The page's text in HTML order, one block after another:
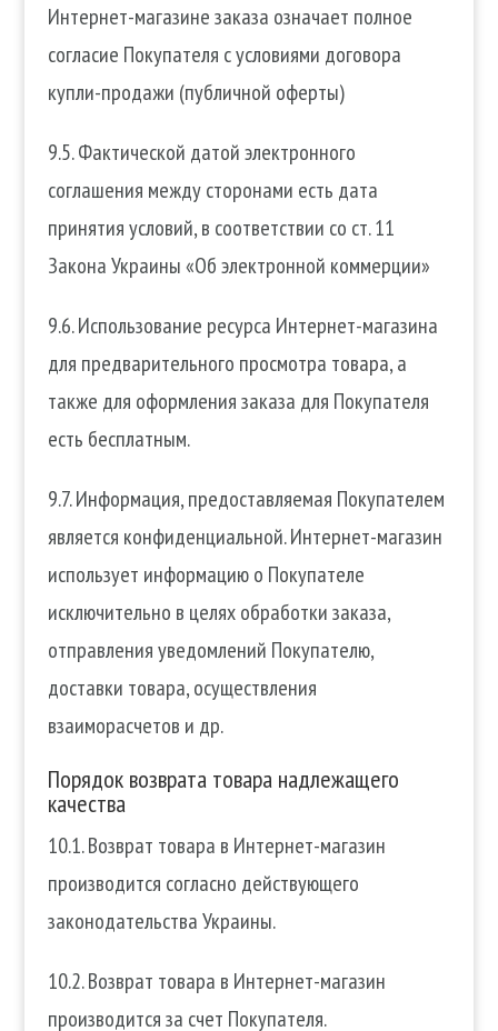
Интернет-магазине заказа означает полное
согласие Покупателя с условиями договора
купли-продажи (публичной оферты)
9.5. Фактической датой электронного
соглашения между сторонами есть дата
принятия условий, в соответствии со ст. 11
Закона Украины «Об электронной коммерции»
9.6. Использование ресурса Интернет-магазина
для предварительного просмотра товара, а
также для оформления заказа для Покупателя
есть бесплатным.
9.7. Информация, предоставляемая Покупателем
является конфиденциальной. Интернет-магазин
использует информацию о Покупателе
исключительно в целях обработки заказа,
отправления уведомлений Покупателю,
доставки товара, осуществления
взаиморасчетов и др.
Порядок возврата товара надлежащего
качества
10.1. Возврат товара в Интернет-магазин
производится согласно действующего
законодательства Украины.
10.2. Возврат товара в Интернет-магазин
производится за счет Покупателя.